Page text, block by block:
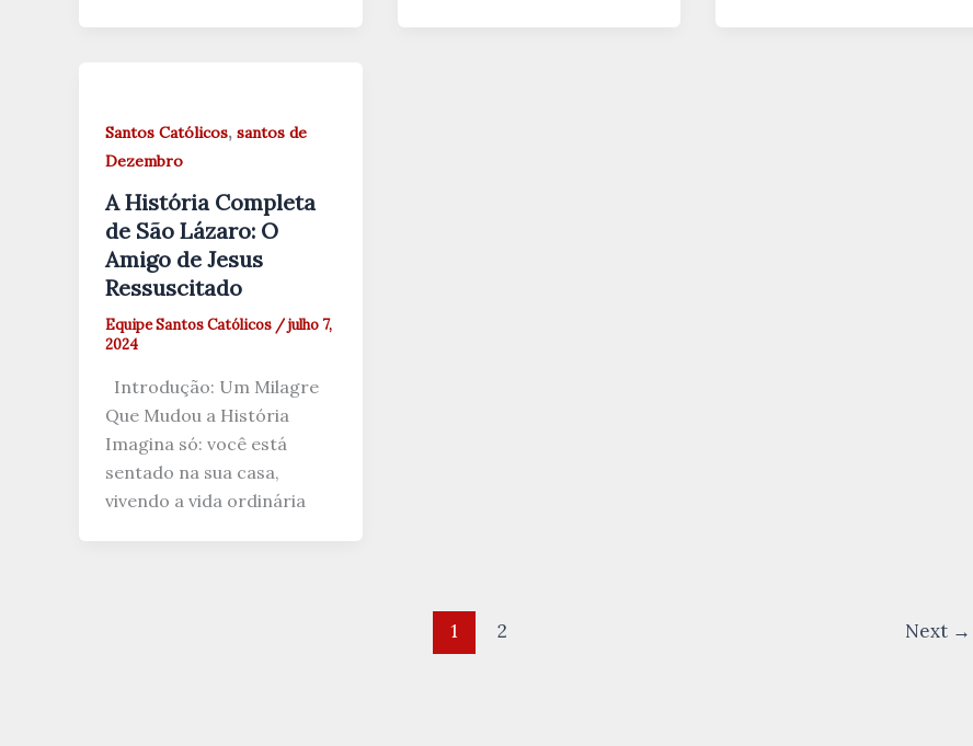
Santos Católicos, santos de
Dezembro
A História Completa
de São Lázaro: O
Amigo de Jesus
Ressuscitado
Equipe Santos Católicos /julho 7,
2024
Introdução: Um Milagre
Que Mudou a História
Imagina só: você está
sentado na sua casa,
vivendo a vida ordinária
1 2 Next →